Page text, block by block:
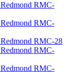
RMC-
RMC-
RMC-28
RMC-
RMC-